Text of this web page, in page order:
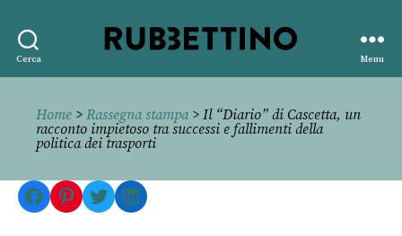
Cerca
editore
Menu
Home > Rassegna stampa> Il “Diario” di Cascetta, un
racconto impietoso tra successi e fallimenti della
politica dei trasporti
Facebook
Pinterest
TwitterLinkedIn